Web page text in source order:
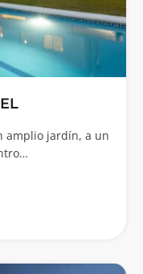
amplio jardín, a un